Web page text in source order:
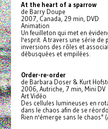
At the heart of a sparrow
de Barry Doupe
2007, Canada, 29 min, DVD
Animation
Un feuilleton qui met en
l'esprit. A travers une série de
inversions des rôles et
débusquées et empilées.
Order-re-order
de Barbara Doser & Kurt
2006, Autriche, 7 min, Mini DV
Art Vidéo
Des cellules lumineuses en
dans le chaos afin de se
Rien n'émerge sans le chaos"